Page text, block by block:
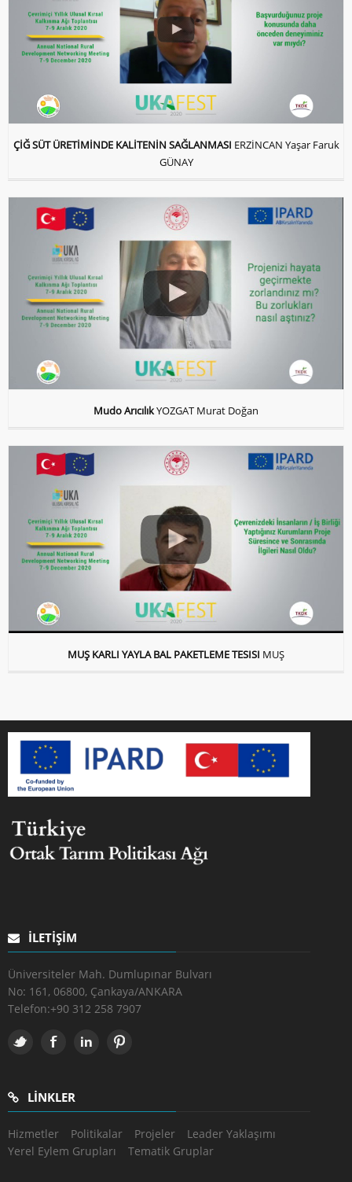
ÇİĞ SÜT ÜRETİMİNDE KALİTENİN SAĞLANMASI ERZİNCAN Yaşar Faruk
GÜNAY
Mudo ArıcılıkYOZGAT Murat Doğan
MUŞ KARLI YAYLA BAL PAKETLEME TESISI MUŞ
İLETIŞIM
Üniversiteler Mah. Dumlupınar Bulvarı
No: 161, 06800, Çankaya/ANKARA
Telefon:+90 312 258 7907
LINKLER
Hizmetler Politikalar Projeler
Leader Yaklaşımı
Yerel Eylem Grupları
Tematik Gruplar